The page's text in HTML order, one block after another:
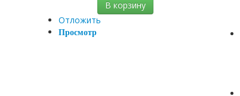
В корзину
Отложить
Просмотр